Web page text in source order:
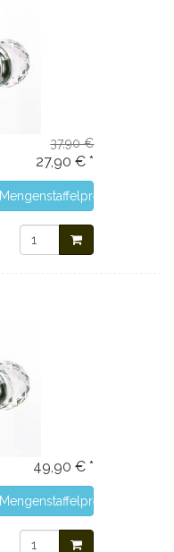
37,90 €
27,90 € *
Mengenstaffelpreise
49,90 € *
Mengenstaffelpreise